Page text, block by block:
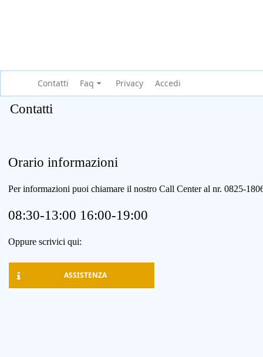
Contatti Faq Privacy Accedi
Contatti
Orario informazioni
Per informazioni puoi chiamare il nostro Call Center al nr. 0825-
08:30-13:00 16:00-19:00
Oppure scrivici qui:
ASSISTENZA